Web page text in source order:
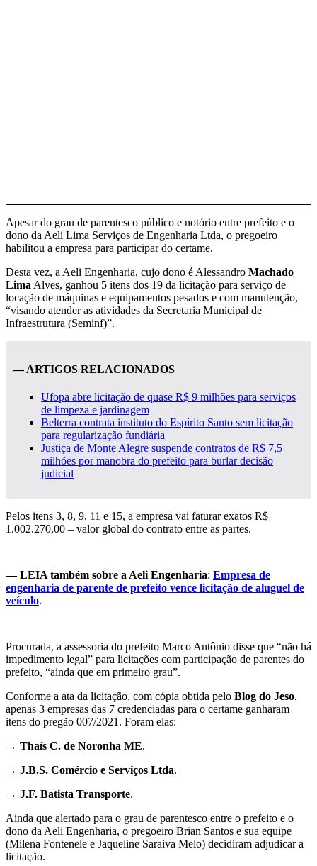
Apesar do grau de parentesco público e notório entre prefeito e o
dono da Aeli Lima Serviços de Engenharia Ltda, o pregoeiro
habilitou a empresa para participar do certame.
Desta vez, a Aeli Engenharia, cujo dono é Alessandro Machado
Lima Alves, ganhou 5 itens dos 19 da licitação para serviço de
locação de máquinas e equipamentos pesados e com manutenção,
“visando atender as atividades da Secretaria Municipal de
Infraestrutura (Seminf)”.
— ARTIGOS RELACIONADOS
Ufopa abre licitação de quase R$ 9 milhões para serviços
de limpeza e jardinagem
Belterra contrata instituto do Espírito Santo sem licitação
para regularização fundiária
Justiça de Monte Alegre suspende contratos de R$ 7,5
milhões por manobra do prefeito para burlar decisão
judicial
Pelos itens 3, 8, 9, 11 e 15, a empresa vai faturar exatos R$
1.002.270,00 – valor global do contrato entre as partes.
— LEIA também sobre a Aeli Engenharia: Empresa de
engenharia de parente de prefeito vence licitação de aluguel de
veículo.
Procurada, a assessoria do prefeito Marco Antônio disse que “não há
impedimento legal” para licitações com participação de parentes do
prefeito, “ainda que em primeiro grau”.
Conforme a ata da licitação, com cópia obtida pelo Blog do Jeso,
apenas 3 empresas das 7 credenciadas para o certame ganharam
itens do pregão 007/2021. Foram elas:
→ Thaís C. de Noronha ME.
→ J.B.S. Comércio e Serviços Ltda.
→ J.F. Batista Transporte.
Ainda que alertado para o grau de parentesco entre o prefeito e o
dono da Aeli Engenharia, o pregoeiro Brian Santos e sua equipe
(Milena Fontenele e Jaqueline Saraiva Melo) decidiram adjudicar a
licitação.